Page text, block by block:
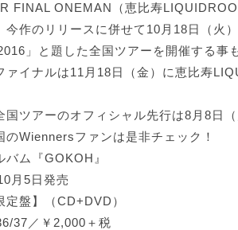
FINAL ONEMAN（恵比寿
今作のリリースに併せて10月18日（火
」と題した全国ツアーを開催する事
ァイナルは11月18日（金）に恵比寿
国ツアーのオフィシャル先行は8月8日
のWiennersファンは是非チェック！
バム『GOKOH』
月5日発売
定盤】（CD+DVD）
37／￥2,000＋税